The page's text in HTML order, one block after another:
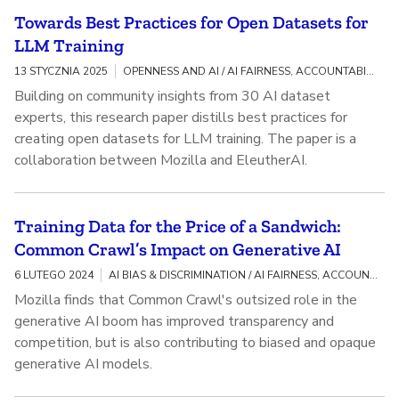
Towards Best Practices for Open Datasets for
LLM Training
13 STYCZNIA 2025 OPENNESS AND AI / AI FAIRNESS, ACCOUNTABILITY, AND TRANSPARENCY
Building on community insights from 30 AI dataset
experts, this research paper distills best practices for
creating open datasets for LLM training. The paper is a
collaboration between Mozilla and EleutherAI.
Training Data for the Price of a Sandwich:
Common Crawl’s Impact on Generative AI
6 LUTEGO 2024 AI BIAS & DISCRIMINATION / AI FAIRNESS, ACCOUNTABILITY, AND TRANSPARENCY
Mozilla finds that Common Crawl's outsized role in the
generative AI boom has improved transparency and
competition, but is also contributing to biased and opaque
generative AI models.